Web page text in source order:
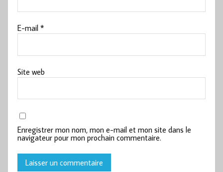
E-mail*
Site web
Enregistrer mon nom, mon e-mail et mon site dans le
navigateur pour mon prochain commentaire.